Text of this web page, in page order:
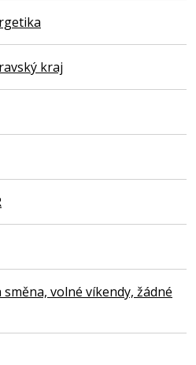
kraj
volné víkendy, žádné